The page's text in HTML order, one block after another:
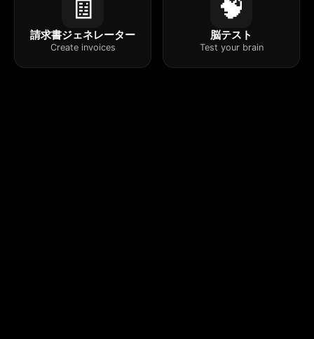
請求書ジェネレーター
Create invoices
脳テスト
Test your brain